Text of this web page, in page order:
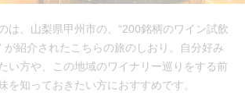
は、山梨県甲州市の、“200銘柄のワイン試飲
が紹介されたこちらの旅のしおり。自分好み
い方や、この地域のワイナリー巡りをする前
を知っておきたい方におすすめです。